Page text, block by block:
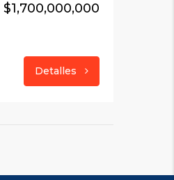
$1,700,000,000
Detalles